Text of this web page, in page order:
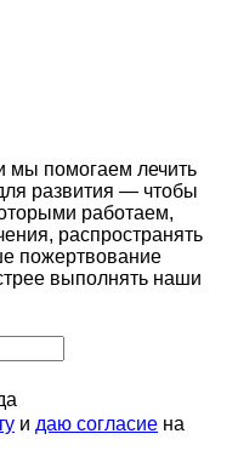
мы помогаем лечить
развития — чтобы
работаем,
распространять
пожертвование
выполнять наши
и даю согласие на